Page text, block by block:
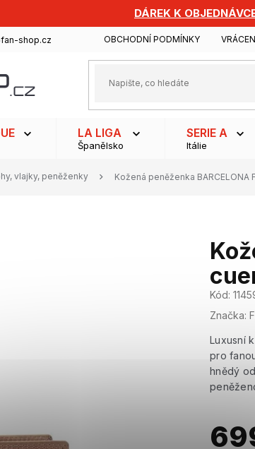
DÁREK K
shop.cz OBCHODNÍ PODMÍNKY
LA LIGA
Španělsko
SERIE A
Itálie
vlajky, peněženky Kožená peněženka BARCELONA
Kód:
Značka:
Luxusní
pro
hnědý